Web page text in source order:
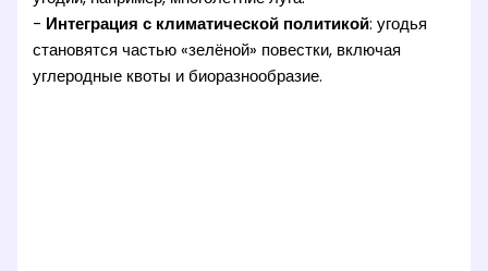
- Интеграция с климатической политикой: угодья
становятся частью «зелёной» повестки, включая
углеродные квоты и биоразнообразие.